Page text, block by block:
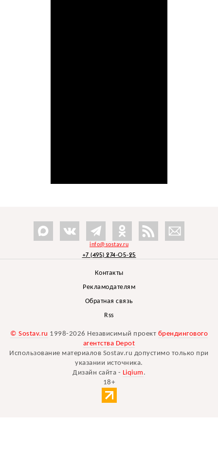
info@sostav.ru
+7 (495) 274-05-25
Контакты
Рекламодателям
Обратная связь
Rss
© Sostav.ru 1998-2026 Независимый проект брендингового
агентства Depot
Использование материалов Sostav.ru допустимо только при
указании источника.
Дизайн сайта - Liqium .
18+